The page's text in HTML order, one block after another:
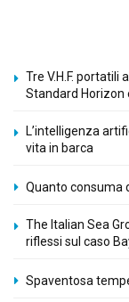
Tre V.H.F. portatili
Standard Horizon
L’intelligenza
vita in barca
Quanto consuma
The Italian Sea
riflessi sul caso
Spaventosa